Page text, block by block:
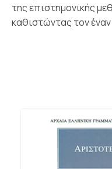
της επιστημονικής
καθιστώντας τον